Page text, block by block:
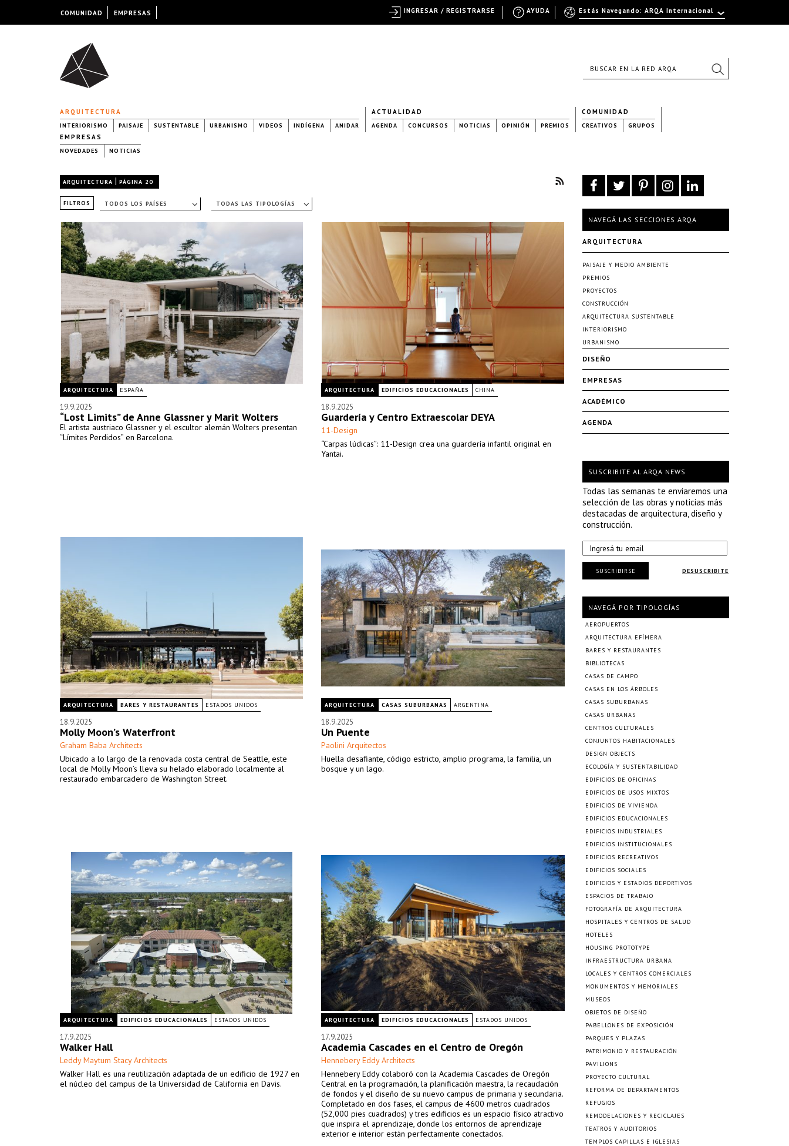
ARQUITECTURA
INTERIORISMO PAISAJE SUSTENTABLE URBANISMO VIDEOS INDÍGENA ANIDAR
ACTUALIDAD
AGENDA CONCURSOS NOTICIAS OPINIÓN PREMIOS
COMUNIDAD
CREATIVOS GRUPOS
EMPRESAS
NOVEDADES NOTICIAS
ARQUITECTURA | PÁGINA 20
FILTROS TODOS LOS PAÍSES TODAS LAS TIPOLOGÍAS
ARQUITECTURA ESPAÑA
19.9.2025
“Lost Limits” de Anne Glassner y Marit Wolters
El artista austriaco Glassner y el escultor alemán Wolters presentan
“Límites Perdidos” en Barcelona.
ARQUITECTURA EDIFICIOS EDUCACIONALES CHINA
18.9.2025
Guardería y Centro Extraescolar DEYA
11-Design
“Carpas lúdicas”: 11-Design crea una guardería infantil original en
Yantai.
ARQUITECTURA BARES Y RESTAURANTES ESTADOS UNIDOS
18.9.2025
Molly Moon’s Waterfront
Graham Baba Architects
Ubicado a lo largo de la renovada costa central de Seattle, este
local de Molly Moon’s lleva su helado elaborado localmente al
restaurado embarcadero de Washington Street.
ARQUITECTURA CASAS SUBURBANAS ARGENTINA
18.9.2025
Un Puente
Paolini Arquitectos
Huella desafiante, código estricto, amplio programa, la familia, un
bosque y un lago.
ARQUITECTURA EDIFICIOS EDUCACIONALES ESTADOS UNIDOS
17.9.2025
Walker Hall
Leddy Maytum Stacy Architects
Walker Hall es una reutilización adaptada de un edificio de 1927 en
el núcleo del campus de la Universidad de California en Davis.
ARQUITECTURA EDIFICIOS EDUCACIONALES ESTADOS UNIDOS
17.9.2025
Academia Cascades en el Centro de Oregón
Hennebery Eddy Architects
Hennebery Eddy colaboró ​​con la Academia Cascades de Oregón
Central en la programación, la planificación maestra, la recaudación
de fondos y el diseño de su nuevo campus de primaria y secundaria.
Completado en dos fases, el campus de 4600 metros cuadrados
(52,000 pies cuadrados) y tres edificios es un espacio físico atractivo
que inspira el aprendizaje, donde los entornos de aprendizaje
exterior e interior están perfectamente conectados.
NAVEGÁ LAS SECCIONES ARQA
ARQUITECTURA
PAISAJE Y MEDIO AMBIENTE
PREMIOS
PROYECTOS
CONSTRUCCIÓN
ARQUITECTURA SUSTENTABLE
INTERIORISMO
URBANISMO
DISEÑO
EMPRESAS
ACADÉMICO
AGENDA
SUSCRIBITE AL ARQA NEWS
Todas las semanas te enviaremos una
selección de las obras y noticias más
destacadas de arquitectura, diseño y
construcción.
DESUSCRIBITE
SUSCRIBIRSE
NAVEGÁ POR TIPOLOGÍAS
AEROPUERTOS
ARQUITECTURA EFÍMERA
BARES Y RESTAURANTES
BIBLIOTECAS
CASAS DE CAMPO
CASAS EN LOS ÁRBOLES
CASAS SUBURBANAS
CASAS URBANAS
CENTROS CULTURALES
CONJUNTOS HABITACIONALES
DESIGN OBJECTS
ECOLOGÍA Y SUSTENTABILIDAD
EDIFICIOS DE OFICINAS
EDIFICIOS DE USOS MIXTOS
EDIFICIOS DE VIVIENDA
EDIFICIOS EDUCACIONALES
EDIFICIOS INDUSTRIALES
EDIFICIOS INSTITUCIONALES
EDIFICIOS RECREATIVOS
EDIFICIOS SOCIALES
EDIFICIOS Y ESTADIOS DEPORTIVOS
ESPACIOS DE TRABAJO
FOTOGRAFÍA DE ARQUITECTURA
HOSPITALES Y CENTROS DE SALUD
HOTELES
HOUSING PROTOTYPE
INFRAESTRUCTURA URBANA
LOCALES Y CENTROS COMERCIALES
MONUMENTOS Y MEMORIALES
MUSEOS
OBJETOS DE DISEÑO
PABELLONES DE EXPOSICIÓN
PARQUES Y PLAZAS
PATRIMONIO Y RESTAURACIÓN
PAVILIONS
PROYECTO CULTURAL
REFORMA DE DEPARTAMENTOS
REFUGIOS
REMODELACIONES Y RECICLAJES
TEATROS Y AUDITORIOS
TEMPLOS CAPILLAS E IGLESIAS
COMUNIDAD EMPRESAS Estás Navegando: ARQA Internacional
AYUDA
INGRESAR / REGISTRARSE